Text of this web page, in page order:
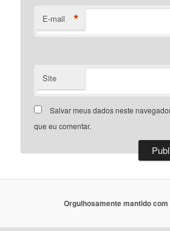
E-mail *
Site
Salvar meus dados neste
que eu comentar.
Orgulhosamente mantido